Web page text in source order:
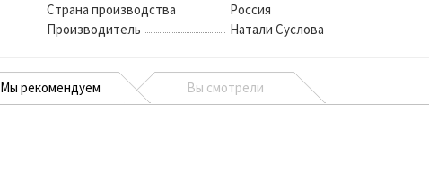
Страна производства
Россия
Производитель
Натали Суслова
Мы рекомендуем Вы смотрели